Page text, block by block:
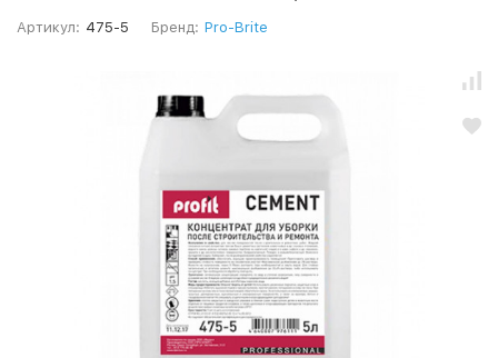
Артикул: 475-5 Бренд: Pro-Brite